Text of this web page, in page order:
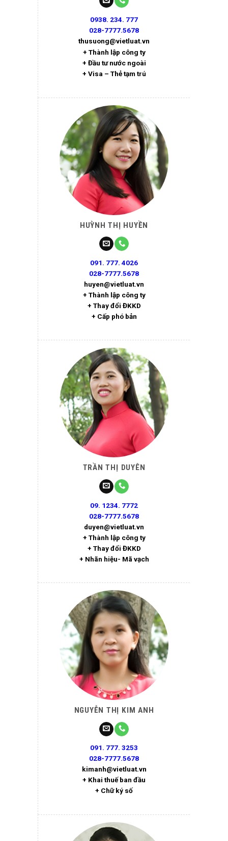
0938. 234. 777
028-7777.5678
thusuong@vietluat.vn
+ Thành lập công ty
+ Đầu tư nước ngoài
+ Visa – Thẻ tạm trú
HUỲNH THỊ HUYỀN
091. 777. 4026
028-7777.5678
huyen@vietluat.vn
+ Thành lập công ty
+ Thay đổi ĐKKD
+ Cấp phó bản
TRẦN THỊ DUYÊN
09. 1234. 7772
028-7777.5678
duyen@vietluat.vn
+ Thành lập công ty
+ Thay đổi ĐKKD
+ Nhãn hiệu- Mã vạch
NGUYỄN THỊ KIM ANH
091. 777. 3253
028-7777.5678
kimanh@vietluat.vn
+ Khai thuế ban đầu
+ Chữ ký số